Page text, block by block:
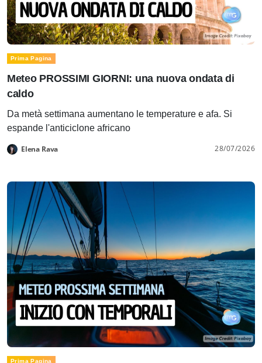
Prima Pagina
Meteo PROSSIMI GIORNI: una nuova ondata di
caldo
Da metà settimana aumentano le temperature e afa. Si
espande l'anticiclone africano
Elena Rava 28/07/2026
Prima Pagina